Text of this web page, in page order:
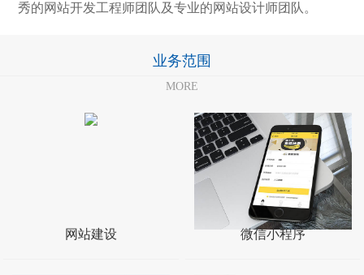
秀的网站开发工程师团队及专业的网站设计师团队。
业务范围
MORE
网站建设 微信小程序